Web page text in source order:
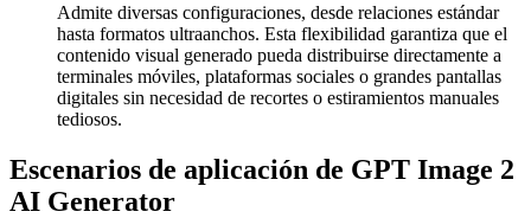
Admite diversas configuraciones, desde relaciones estándar
hasta formatos ultraanchos. Esta flexibilidad garantiza que el
contenido visual generado pueda distribuirse directamente a
terminales móviles, plataformas sociales o grandes pantallas
digitales sin necesidad de recortes o estiramientos manuales
tediosos.
Escenarios de aplicación de GPT Image 2
AI Generator